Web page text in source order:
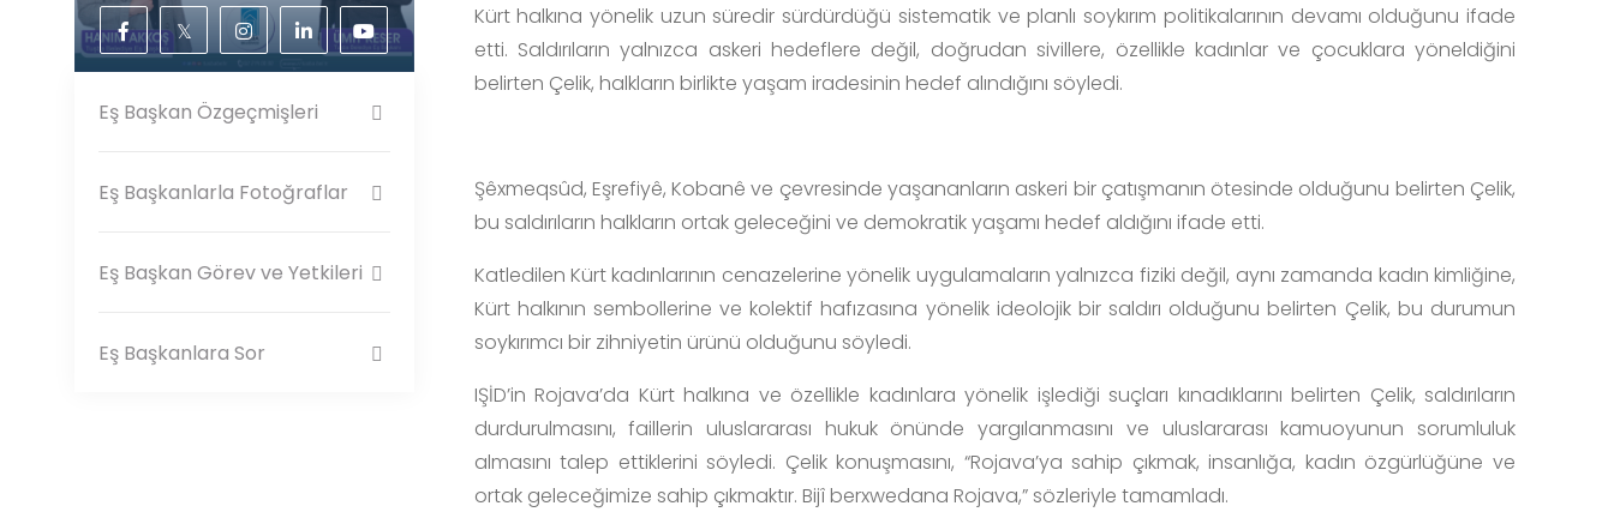
𝕏
Eş Başkan Özgeçmişleri
Eş Başkanlarla Fotoğraflar
Eş Başkan Görev ve Yetkileri
Eş Başkanlara Sor
Kürt halkına yönelik uzun süredir sürdürdüğü sistematik ve planlı soykırım politikalarının devamı olduğunu ifade
etti. Saldırıların yalnızca askeri hedeflere değil, doğrudan sivillere, özellikle kadınlar ve çocuklara yöneldiğini
belirten Çelik, halkların birlikte yaşam iradesinin hedef alındığını söyledi.
Şêxmeqsûd, Eşrefiyê, Kobanê ve çevresinde yaşananların askeri bir çatışmanın ötesinde olduğunu belirten Çelik,
bu saldırıların halkların ortak geleceğini ve demokratik yaşamı hedef aldığını ifade etti.
Katledilen Kürt kadınlarının cenazelerine yönelik uygulamaların yalnızca fiziki değil, aynı zamanda kadın kimliğine,
Kürt halkının sembollerine ve kolektif hafızasına yönelik ideolojik bir saldırı olduğunu belirten Çelik, bu durumun
soykırımcı bir zihniyetin ürünü olduğunu söyledi.
IŞİD’in Rojava’da Kürt halkına ve özellikle kadınlara yönelik işlediği suçları kınadıklarını belirten Çelik, saldırıların
durdurulmasını, faillerin uluslararası hukuk önünde yargılanmasını ve uluslararası kamuoyunun sorumluluk
almasını talep ettiklerini söyledi. Çelik konuşmasını, “Rojava’ya sahip çıkmak, insanlığa, kadın özgürlüğüne ve
ortak geleceğimize sahip çıkmaktır. Bijî berxwedana Rojava,” sözleriyle tamamladı.